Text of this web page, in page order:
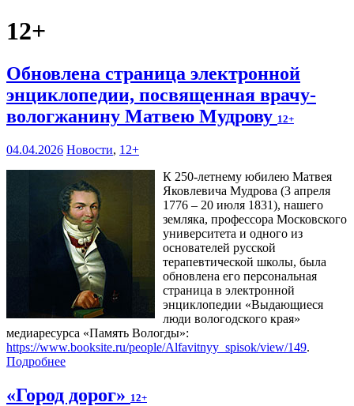
12+
Обновлена страница электронной
энциклопедии, посвященная врачу-
вологжанину Матвею Мудрову 12+
04.04.2026 Новости, 12+
К 250-летнему юбилею Матвея
Яковлевича Мудрова (3 апреля
1776 – 20 июля 1831), нашего
земляка, профессора Московского
университета и одного из
основателей русской
терапевтической школы, была
обновлена его персональная
страница в электронной
энциклопедии «Выдающиеся
люди вологодского края»
медиаресурса «Память Вологды»:
https://www.booksite.ru/people/Alfavitnyy_spisok/view/149.
Подробнее
«Город дорог» 12+